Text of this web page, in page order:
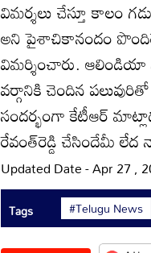
విమర్శలు చేస్తూ కాలం
అని పైశాచికానందం
విమర్శించారు. ఆలిండియా
వర్గానికి చెందిన
సందర్భంగా కేటీఆర్‌
రేవంత్‌రెడ్డి చేసిందేమీ లేద
Updated Date - Apr 27 ,
Tags #Telugu News